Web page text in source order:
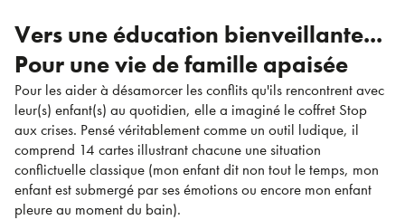
Vers une éducation bienveillante...
Pour une vie de famille apaisée
Pour les aider à désamorcer les conflits qu'ils rencontrent avec
leur(s) enfant(s) au quotidien, elle a imaginé le coffret Stop
aux crises. Pensé véritablement comme un outil ludique, il
comprend 14 cartes illustrant chacune une situation
conflictuelle classique (mon enfant dit non tout le temps, mon
enfant est submergé par ses émotions ou encore mon enfant
pleure au moment du bain).